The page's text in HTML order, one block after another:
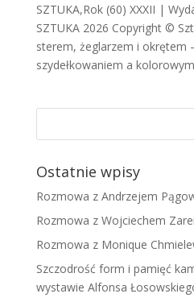
SZTUKA,Rok (60) XXXII |
SZTUKA 2026 Copyright ©
sterem, żeglarzem i okrętem
szydełkowaniem a
Ostatnie wpisy
Rozmowa z Andrzejem
Rozmowa z Wojciechem
Rozmowa z Monique
Szczodrość form i pamięć
wystawie Alfonsa